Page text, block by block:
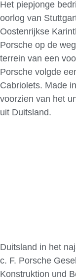
Het piepjonge
oorlog van
Oostenrijkse
Porsche op de
terrein van een
Porsche volgde
Cabriolets. Made
voorzien van het
uit Duitsland.
Duitsland in het
c. F. Porsche
Konstruktion und